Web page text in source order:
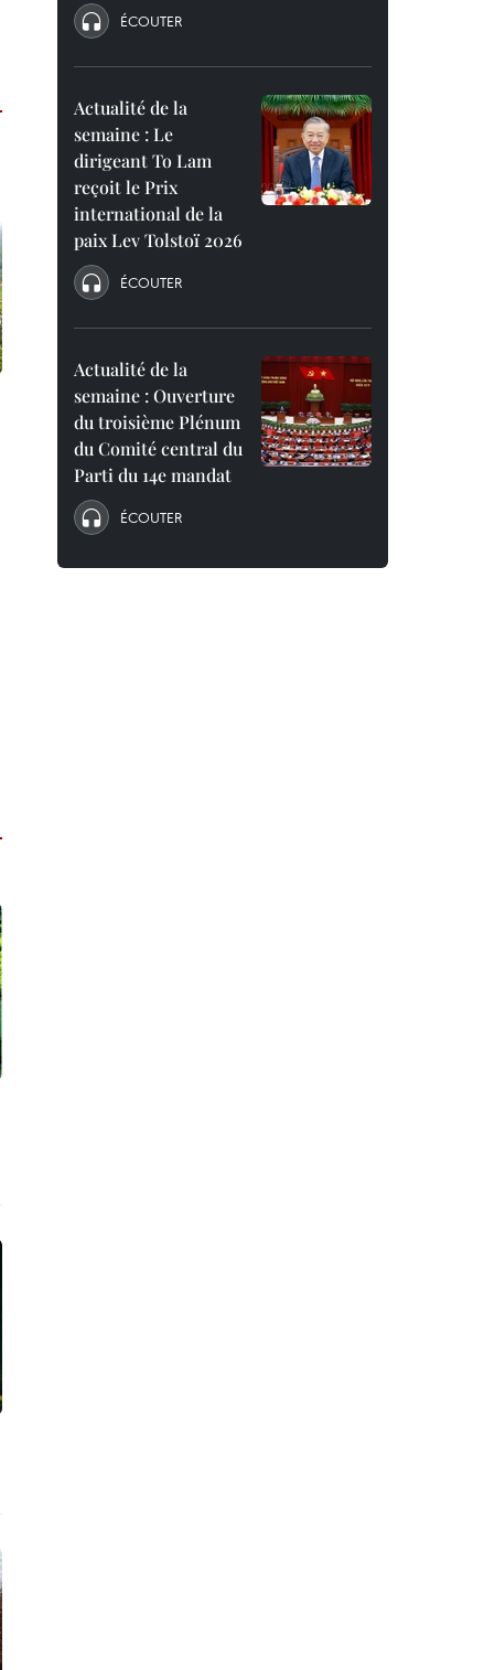
ÉCOUTER
Actualité de la
semaine : Le
dirigeant To Lam
reçoit le Prix
international de la
paix Lev Tolstoï 2026
ÉCOUTER
Actualité de la
semaine : Ouverture
du troisième Plénum
du Comité central du
Parti du 14e mandat
ÉCOUTER